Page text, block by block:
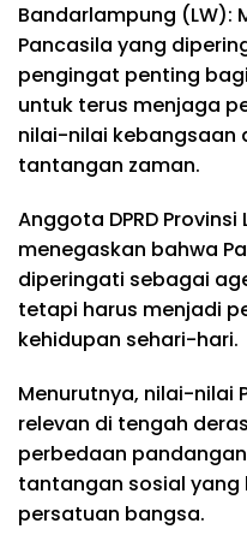
Bandarlampung (LW):
Pancasila yang
pengingat penting
untuk terus menjaga
nilai-nilai kebangsaan
tantangan zaman.
Anggota DPRD
menegaskan bahwa
diperingati sebagai
tetapi harus menjadi
kehidupan sehari-hari.
Menurutnya, nilai-nilai
relevan di tengah
perbedaan
tantangan sosial
persatuan bangsa.